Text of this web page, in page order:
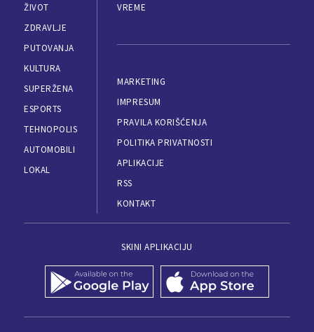
ŽIVOT
ZDRAVLJE
PUTOVANJA
KULTURA
SUPERŽENA
ESPORTS
TEHNOPOLIS
AUTOMOBILI
LOKAL
VREME
MARKETING
IMPRESUM
PRAVILA KORIŠĆENJA
POLITIKA PRIVATNOSTI
APLIKACIJE
RSS
KONTAKT
SKINI APLIKACIJU